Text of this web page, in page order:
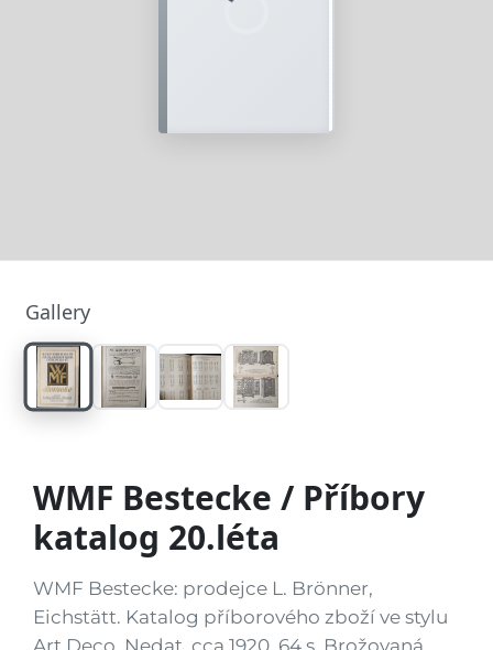
Gallery
WMF Bestecke / Příbory
katalog 20.léta
WMF Bestecke: prodejce L. Brönner,
Eichstätt. Katalog příborového zboží ve stylu
Art Deco. Nedat, cca 1920. 64 s. Brožovaná,